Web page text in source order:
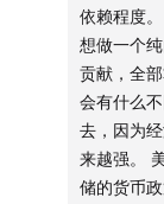
依赖程度
想做一个
贡献，全
会有什么
去，因为
来越强。
储的货币